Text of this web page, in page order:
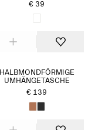
€ 39
HALBMONDFÖRMIGE
UMHÄNGETASCHE
€ 139